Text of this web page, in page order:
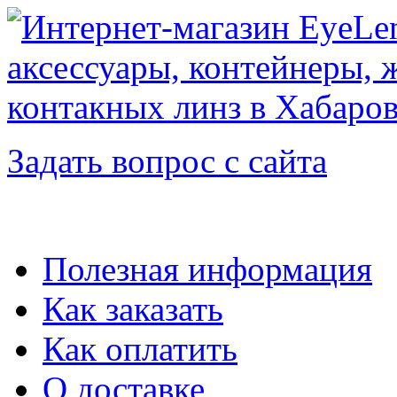
Задать вопрос с сайта
Полезная информация
Как заказать
Как оплатить
О доставке